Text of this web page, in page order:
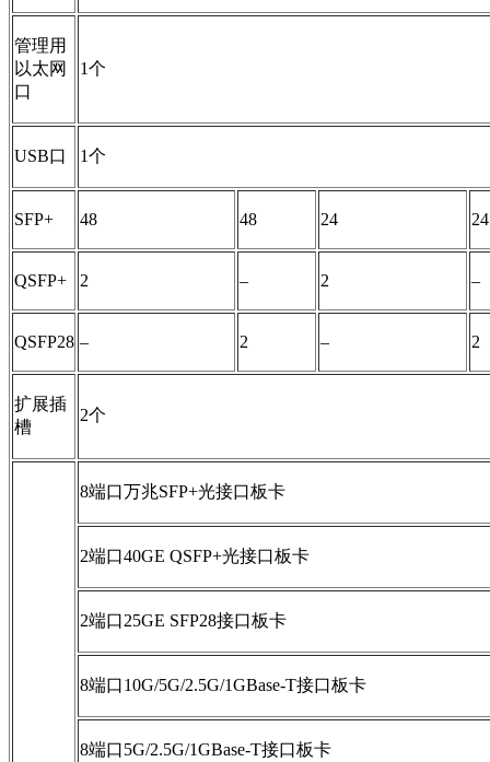
管理用
以太网
口
1个
USB口 1个
SFP+ 48 48 24 24
QSFP+ 2 – 2 –
QSFP28 – 2 – 2
扩展插
槽
2个
8端口万兆SFP+光接口板卡
2端口40GE QSFP+光接口板卡
2端口25GE SFP28接口板卡
8端口10G/5G/2.5G/1GBase-T接口板卡
8端口5G/2.5G/1GBase-T接口板卡